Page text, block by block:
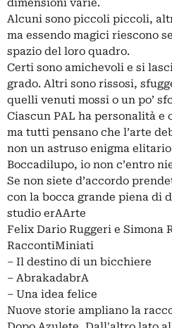
dimensioni varie.
Alcuni sono piccoli piccoli,
ma essendo magici riescono
spazio del loro quadro.
Certi sono amichevoli e si
grado. Altri sono rissosi,
quelli venuti mossi o un po’
Ciascun PAL ha personalità
ma tutti pensano che l’arte
non un astruso enigma
Boccadilupo, io non c’entro
Se non siete d’accordo
con la bocca grande piena di
studio erAArte
Felix Dario Ruggeri e Simona
RaccontiMiniati
– Il destino di un bicchiere
– AbrakadabrA
– Una idea felice
Nuove storie ampliano la